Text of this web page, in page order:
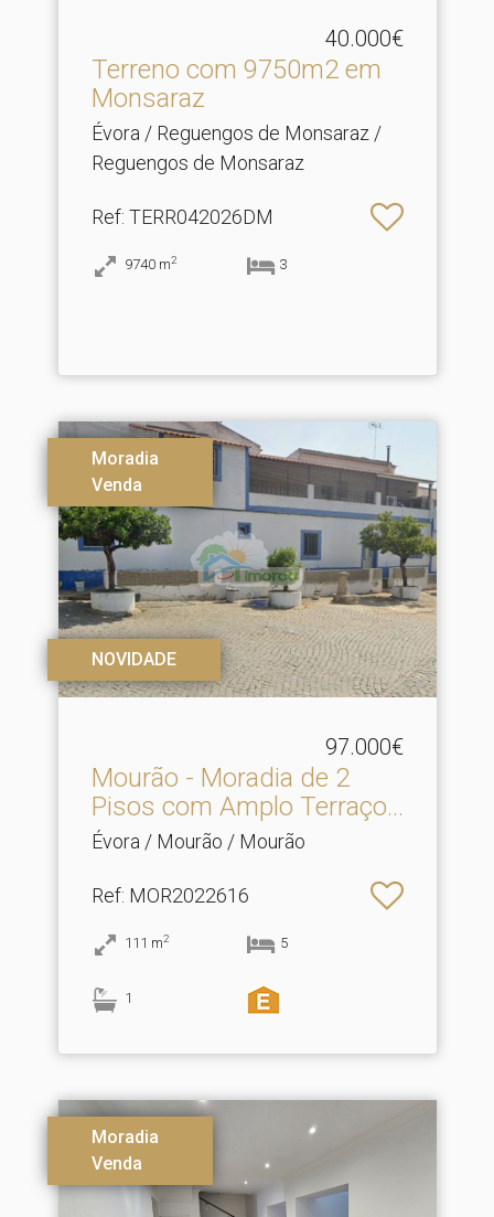
40.000€
Terreno com 9750m2 em
Monsaraz
Évora / Reguengos de Monsaraz /
Reguengos de Monsaraz
Ref: TERR042026DM
9740 m2 3
Moradia
Venda
NOVIDADE
97.000€
Mourão - Moradia de 2
Pisos com Amplo Terraço.​..
Évora / Mourão / Mourão
Ref: MOR2022616
111 m2 5
1
Moradia
Venda